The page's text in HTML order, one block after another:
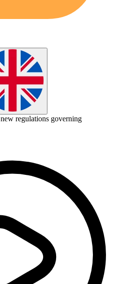
new regulations governing